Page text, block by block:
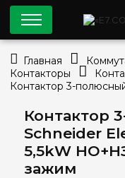
Контактор
Schneider
5,5kW
зажим
Главная
Контакторы